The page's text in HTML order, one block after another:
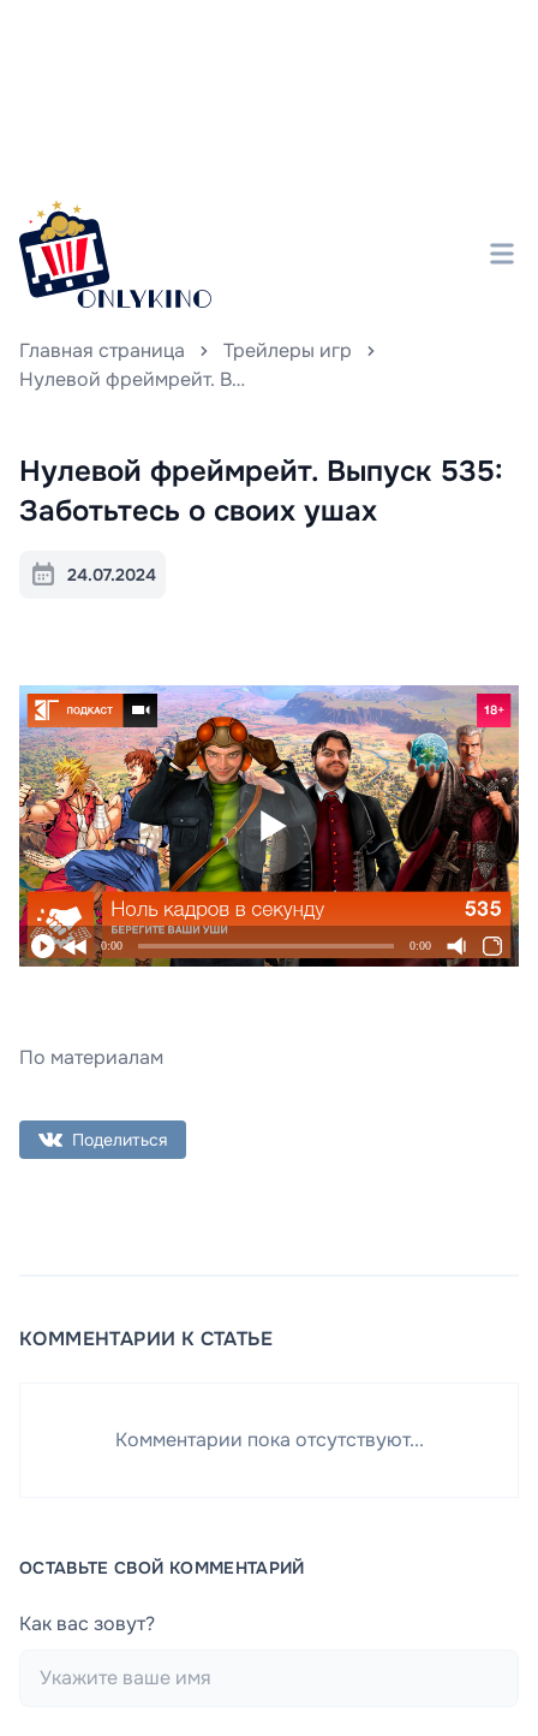
Главная страница
Трейлеры игр
Нулевой фреймрейт. Выпуск 535: Заботьтесь о своих ушах
Нулевой фреймрейт. Выпуск 535:
Заботьтесь о своих ушах
24.07.2024
0:00 0:00
По материалам
Поделиться
КОММЕНТАРИИ К СТАТЬЕ
Комментарии пока отсутствуют...
ОСТАВЬТЕ СВОЙ КОММЕНТАРИЙ
Как вас зовут?